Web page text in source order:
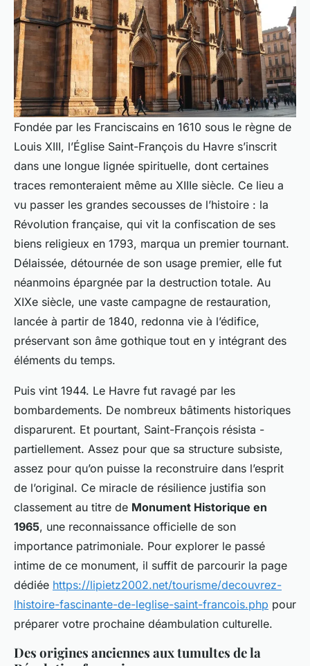
Fondée par les Franciscains en 1610 sous le règne de
Louis XIII, l’Église Saint-François du Havre s’inscrit
dans une longue lignée spirituelle, dont certaines
traces remonteraient même au XIIIe siècle. Ce lieu a
vu passer les grandes secousses de l’histoire : la
Révolution française, qui vit la confiscation de ses
biens religieux en 1793, marqua un premier tournant.
Délaissée, détournée de son usage premier, elle fut
néanmoins épargnée par la destruction totale. Au
XIXe siècle, une vaste campagne de restauration,
lancée à partir de 1840, redonna vie à l’édifice,
préservant son âme gothique tout en y intégrant des
éléments du temps.
Puis vint 1944. Le Havre fut ravagé par les
bombardements. De nombreux bâtiments historiques
disparurent. Et pourtant, Saint-François résista -
partiellement. Assez pour que sa structure subsiste,
assez pour qu’on puisse la reconstruire dans l’esprit
de l’original. Ce miracle de résilience justifia son
classement au titre de Monument Historique en
1965, une reconnaissance officielle de son
importance patrimoniale. Pour explorer le passé
intime de ce monument, il suffit de parcourir la page
dédiée https://lipietz2002.net/tourisme/decouvrez-
lhistoire-fascinante-de-leglise-saint-francois.php pour
préparer votre prochaine déambulation culturelle.
Des origines anciennes aux tumultes de la